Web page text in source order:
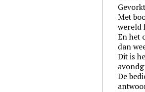
Met
wereld
En het
dan
Dit is
De